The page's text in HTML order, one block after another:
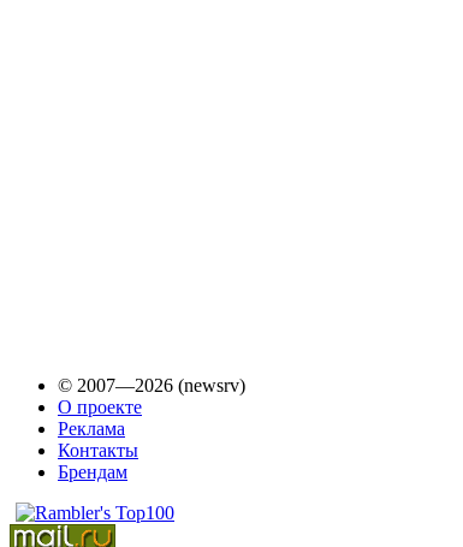
© 2007—2026 (newsrv)
О проекте
Реклама
Контакты
Брендам